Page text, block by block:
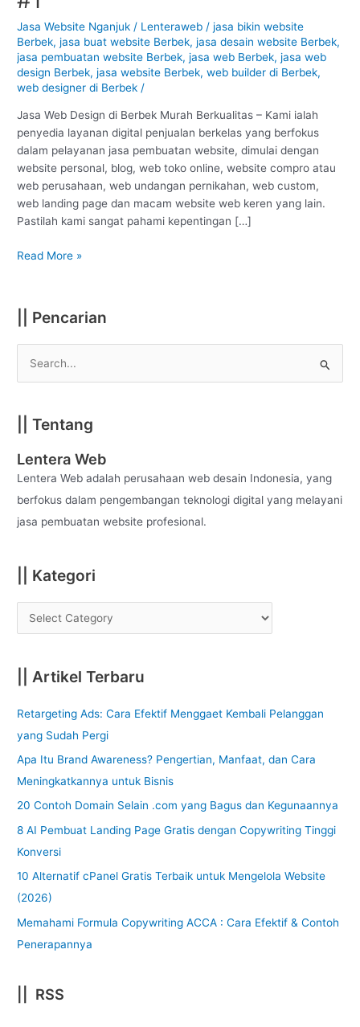
Jasa Website Nganjuk / Lenteraweb /jasa bikin website
Berbek,jasa buat website Berbek,jasa desain website Berbek,
jasa pembuatan website Berbek,jasa web Berbek,jasa web
design Berbek,jasa website Berbek,web builder di Berbek,
web designer di Berbek /
Jasa Web Design di Berbek Murah Berkualitas – Kami ialah
penyedia layanan digital penjualan berkelas yang berfokus
dalam pelayanan jasa pembuatan website, dimulai dengan
website personal, blog, web toko online, website compro atau
web perusahaan, web undangan pernikahan, web custom,
web landing page dan macam website web keren yang lain.
Pastilah kami sangat pahami kepentingan […]
Berbek
–
Nganjuk
:
Murah
Berkualitas
#1
Read More »
|| Pencarian
r
c
h
f
o
|| Tentang
Lentera Web
Lentera Web adalah perusahaan web desain Indonesia, yang
berfokus dalam pengembangan teknologi digital yang melayani
jasa pembuatan website profesional.
|| Kategori
|| Artikel Terbaru
Retargeting Ads: Cara Efektif Menggaet Kembali Pelanggan
yang Sudah Pergi
Apa Itu Brand Awareness? Pengertian, Manfaat, dan Cara
Meningkatkannya untuk Bisnis
20 Contoh Domain Selain .com yang Bagus dan Kegunaannya
8 AI Pembuat Landing Page Gratis dengan Copywriting Tinggi
Konversi
10 Alternatif cPanel Gratis Terbaik untuk Mengelola Website
(2026)
Memahami Formula Copywriting ACCA : Cara Efektif & Contoh
Penerapannya
|| RSS